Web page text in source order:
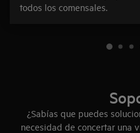
todos los comensales.
¿Sabías que puedes
necesidad de concertar una